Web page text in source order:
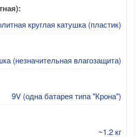
круглая катушка (пластик)
(незначительная влагозащита)
9V (одна батарея типа "Крона")
~1.2 кг